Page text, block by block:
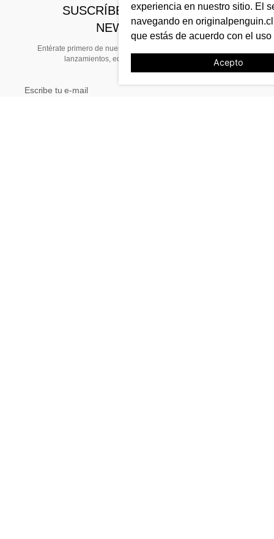
SUSCRÍBETE A NUESTRO
NEWSLETTER
Entérate primero de nuestras noticias, preventas exclusivas,
lanzamientos, ediciones limitadas y eventos
Acepto
experiencia en nuestro sitio. El
navegando en
que estás de acuerdo con el